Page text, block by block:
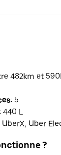
482km et
5
440 L
UberX, Uber
?